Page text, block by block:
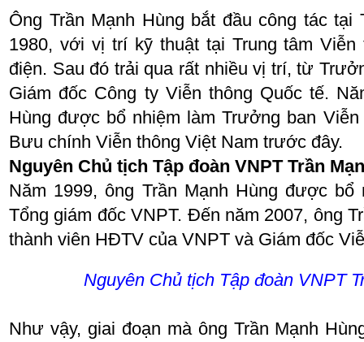
Ông Trần Mạnh Hùng bắt đầu công tác
1980, với vị trí kỹ thuật tại Trung tâm
điện. Sau đó trải qua rất nhiều vị trí, từ
Giám đốc Công ty Viễn thông Quốc tế.
Hùng được bổ nhiệm làm Trưởng ban
Bưu chính Viễn thông Việt Nam trước đây.
Nguyên Chủ tịch Tập đoàn VNPT Trần
Năm 1999, ông Trần Mạnh Hùng được
Tổng giám đốc VNPT. Đến năm 2007, ông
thành viên HĐTV của VNPT và Giám đốc
Nguyên Chủ tịch Tập đoàn VNPT
Như vậy, giai đoạn mà ông Trần Mạnh